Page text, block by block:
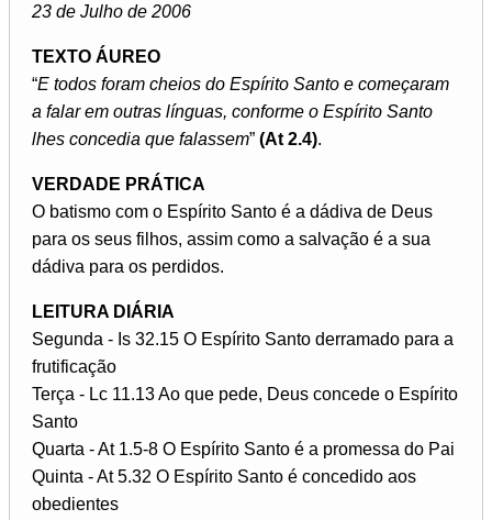
23 de Julho de 2006
TEXTO ÁUREO
“E todos foram cheios do Espírito Santo e começaram
a falar em outras línguas, conforme o Espírito Santo
lhes concedia que falassem” (At 2.4).
VERDADE PRÁTICA
O batismo com o Espírito Santo é a dádiva de Deus
para os seus filhos, assim como a salvação é a sua
dádiva para os perdidos.
LEITURA DIÁRIA
Segunda - Is 32.15 O Espírito Santo derramado para a
frutificação
Terça - Lc 11.13 Ao que pede, Deus concede o Espírito
Santo
Quarta - At 1.5-8 O Espírito Santo é a promessa do Pai
Quinta - At 5.32 O Espírito Santo é concedido aos
obedientes